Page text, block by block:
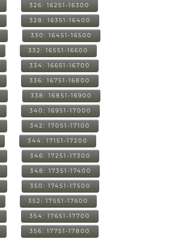
326: 16251-16300
328: 16351-16400
330: 16451-16500
332: 16551-16600
334: 16651-16700
336: 16751-16800
338: 16851-16900
340: 16951-17000
342: 17051-17100
344: 17151-17200
346: 17251-17300
348: 17351-17400
350: 17451-17500
352: 17551-17600
354: 17651-17700
356: 17751-17800